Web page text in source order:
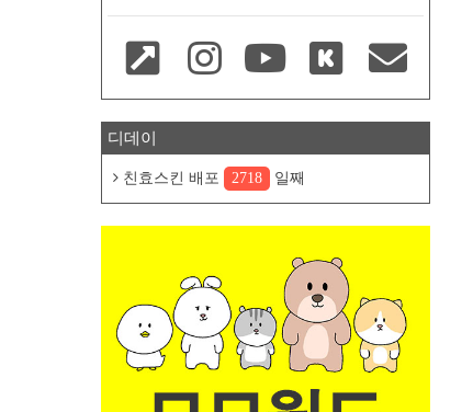
디데이
친효스킨 배포 2718 일째